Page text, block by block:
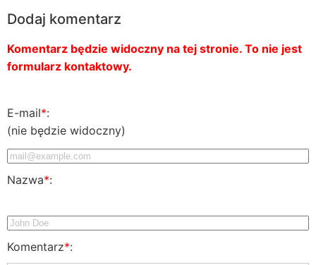
Dodaj komentarz
Komentarz będzie widoczny na tej stronie. To nie jest
formularz kontaktowy.
E-mail*:
(nie będzie widoczny)
Nazwa*:
Komentarz*: